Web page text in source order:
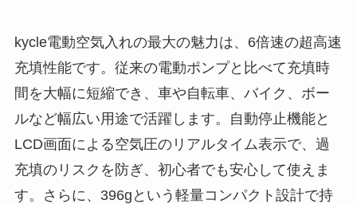
kycle電動空気入れの最大の魅力は、6倍速の超高速
充填性能です。従来の電動ポンプと比べて充填時
間を大幅に短縮でき、車や自転車、バイク、ボー
ルなど幅広い用途で活躍します。自動停止機能と
LCD画面による空気圧のリアルタイム表示で、過
充填のリスクを防ぎ、初心者でも安心して使えま
す。さらに、396gという軽量コンパクト設計で持